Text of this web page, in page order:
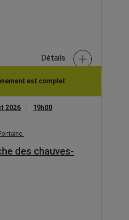
Détails
est complet
2026 19h00
des chauves-